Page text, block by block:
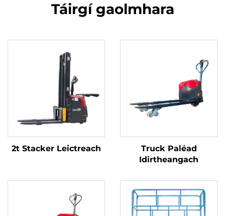
Táirgí gaolmhara
2t Stacker Leictreach
Truck Paléad
Idirtheangach